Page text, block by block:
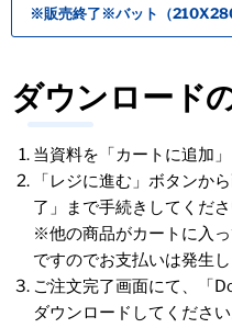
※販売終了※バット（
ダウンロード
当資料を「カートに追加」
「レジに進む」ボタンか
了」まで手続きしてくださ
※他の商品がカートに入
ですのでお支払いは発生し
ご注文完了画面にて、「
ダウンロードしてください